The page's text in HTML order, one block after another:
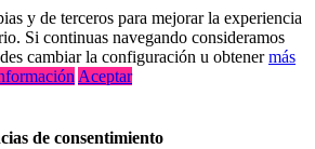
y de terceros para mejorar la experiencia
Si continuas navegando consideramos
cambiar la configuración u obtenermás
Aceptar
de consentimiento